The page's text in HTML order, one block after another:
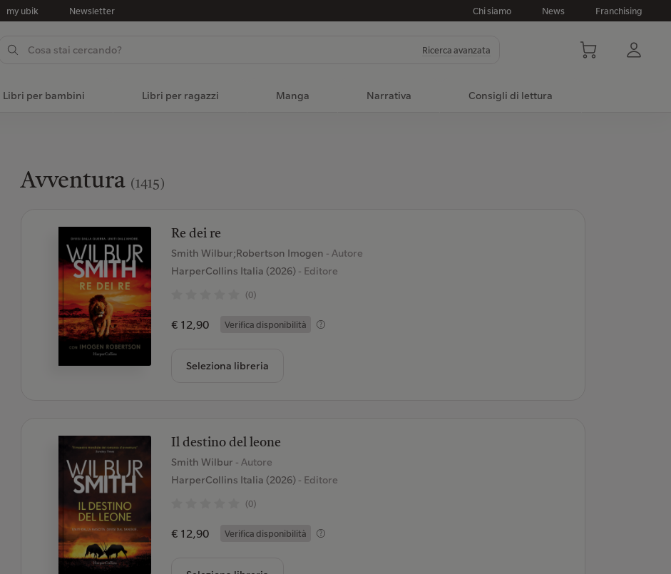
my ubik Newsletter Chi siamo News Franchising
Ricerca avanzata
Libri per bambini Libri per ragazzi Manga Narrativa Consigli di lettura
Avventura (1415)
Re dei re
Smith Wilbur;Robertson Imogen - Autore
HarperCollins Italia (2026)- Editore
(0)
€ 12,90 Verifica disponibilità
Seleziona libreria
Il destino del leone
Smith Wilbur - Autore
HarperCollins Italia (2026)- Editore
(0)
€ 12,90 Verifica disponibilità